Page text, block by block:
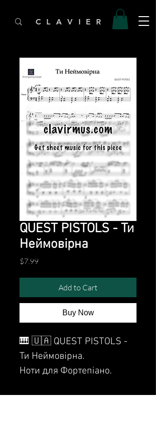
C L A V I E R
QUEST PISTOLS - Ти
Неймовірна
$7.99Price
Add to Cart
Buy Now
🎹 🇺🇦 QUEST PISTOLS -
Ти Неймовірна.
Ноти для Фортепіано.